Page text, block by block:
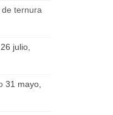
ternura
26 julio,
31 mayo,